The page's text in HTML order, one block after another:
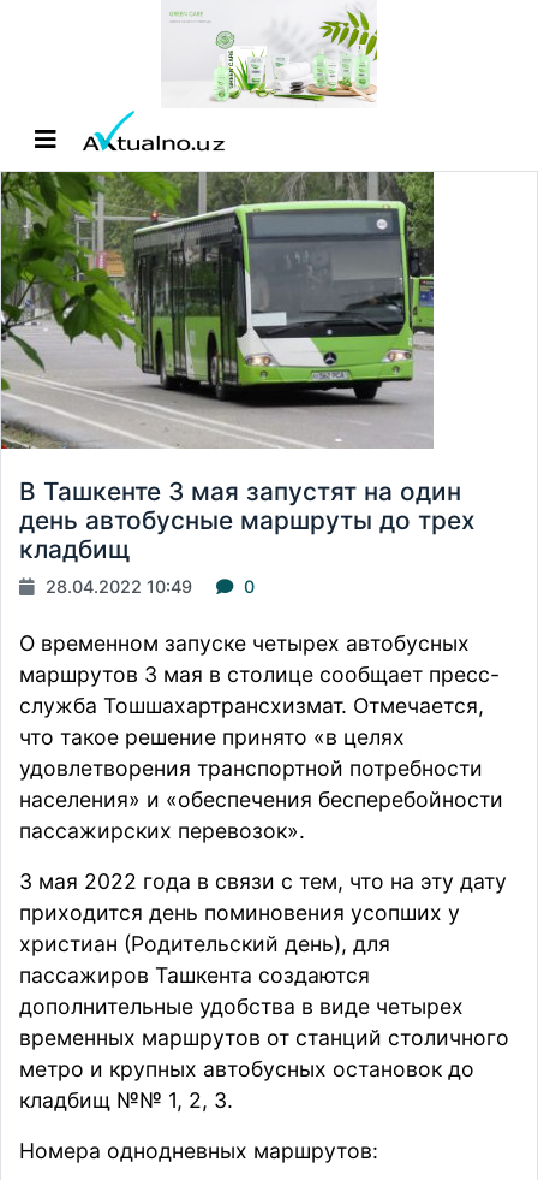
В Ташкенте 3 мая запустят на один
день автобусные маршруты до трех
кладбищ
28.04.2022 10:49 0
О временном запуске четырех автобусных
маршрутов 3 мая в столице сообщает пресс-
служба Тошшахартрансхизмат. Отмечается,
что такое решение принято «в целях
удовлетворения транспортной потребности
населения» и «обеспечения бесперебойности
пассажирских перевозок».
3 мая 2022 года в связи с тем, что на эту дату
приходится день поминовения усопших у
христиан (Родительский день), для
пассажиров Ташкента создаются
дополнительные удобства в виде четырех
временных маршрутов от станций столичного
метро и крупных автобусных остановок до
кладбищ №№ 1, 2, 3.
Номера однодневных маршрутов: